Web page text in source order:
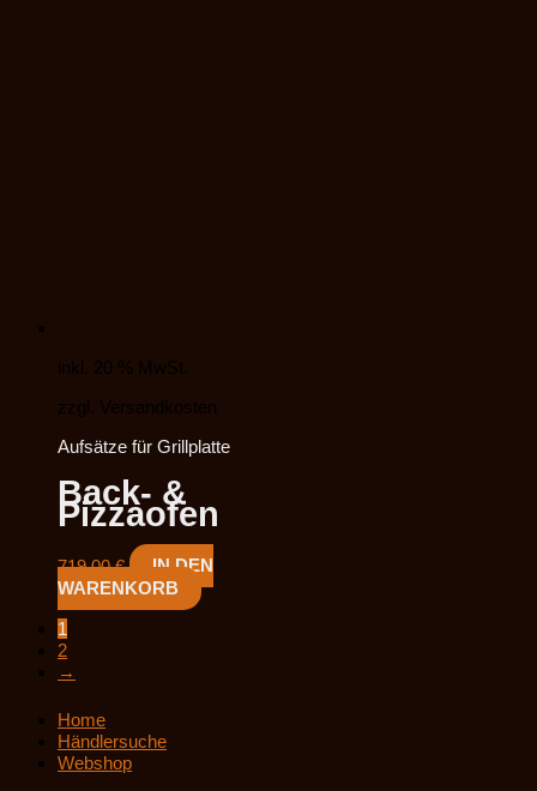
inkl. 20 % MwSt.
zzgl. Versandkosten
Aufsätze für Grillplatte
Back- &
Pizzaofen
719,00€
IN DEN
WARENKORB
1
2
→
Home
Händlersuche
Webshop